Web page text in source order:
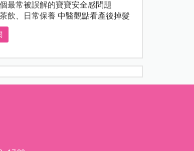
最常被誤解的寶寶安全感問題
飲、日常保養 中醫觀點看產後掉髮